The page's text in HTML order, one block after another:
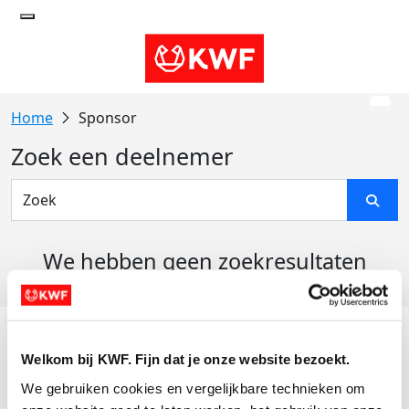
Welkom bij KWF. Fijn dat je onze website bezoekt.
We gebruiken cookies en vergelijkbare technieken om
Sponsor
Zoek een deelnemer
We hebben geen zoekresultaten
Actiematerialen
Evenementen